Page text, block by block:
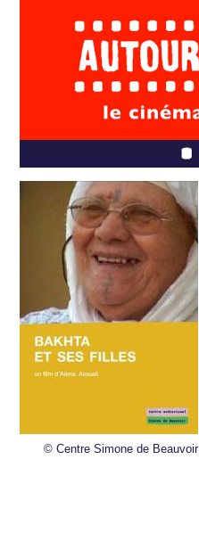
© Centre Simone de Beauvoir